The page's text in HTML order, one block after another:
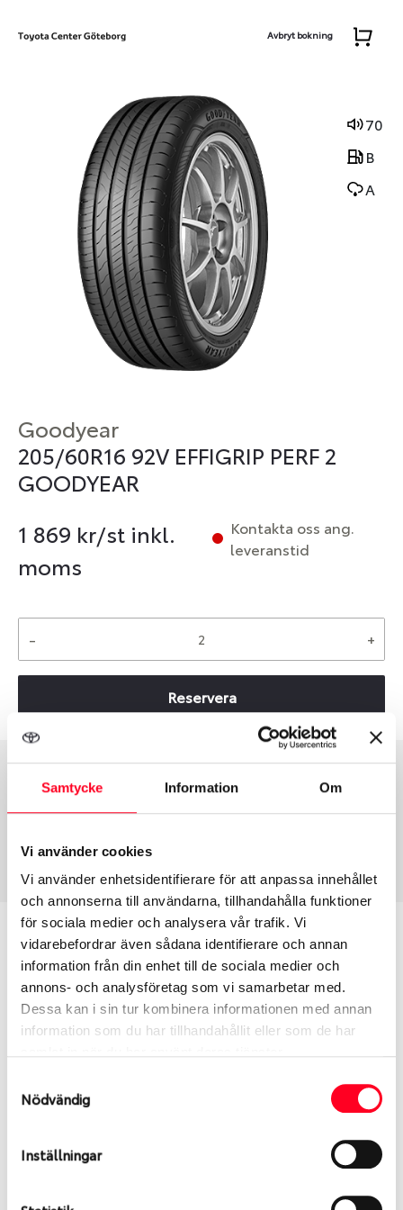
Samtycke Information Om
Vi använder cookies
Vi använder enhetsidentifierare för att anpassa innehållet
och annonserna till användarna, tillhandahålla funktioner
för sociala medier och analysera vår trafik. Vi
vidarebefordrar även sådana identifierare och annan
information från din enhet till de sociala medier och
annons- och analysföretag som vi samarbetar med.
Dessa kan i sin tur kombinera informationen med annan
information som du har tillhandahållit eller som de har
Nödvändig
Inställningar
Avbryt bokning
70
B
A
Goodyear
205/60R16 92V EFFIGRIP PERF 2
GOODYEAR
1 869 kr/st inkl.
moms
Kontakta oss ang.
leveranstid
- +
Reservera
Däcktyp
Sommar
Däckstorlek
205/60 R 16 92V
2445
Passar detta däck min bil?
Ange registreringsnummer för att se om det däck
du valt passar din bilmodell. Om du köper däck som
skall sättas på dina befintliga fälgar, se till att kolla
årens lopp och inte vara samma dimension som
bilen hade ut från fabrik.